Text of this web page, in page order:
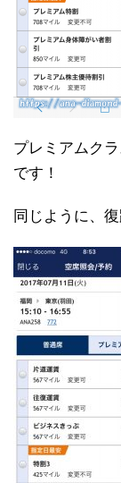
プレミアムク
です！
同じように、